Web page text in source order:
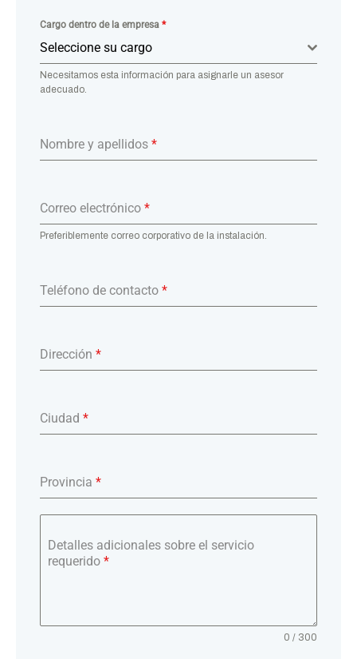
Cargo dentro de la empresa *
Seleccione su cargo
Necesitamos esta información para asignarle un asesor
adecuado.
Nombre y apellidos *
Correo electrónico *
Preferiblemente correo corporativo de la instalación.
Teléfono de contacto *
Dirección *
Ciudad *
Provincia *
Detalles adicionales sobre el servicio
requerido *
0 / 300